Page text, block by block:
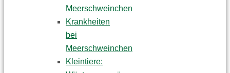
Meerschweinchen
Krankheiten
bei
Meerschweinchen
Kleintiere: